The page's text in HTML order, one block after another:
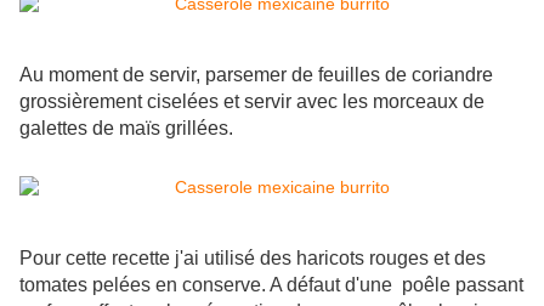
Au moment de servir, parsemer de feuilles de coriandre
grossièrement ciselées et servir avec les morceaux de
galettes de maïs grillées.
Pour cette recette j'ai utilisé des haricots rouges et des
tomates pelées en conserve. A défaut d'une poêle passant